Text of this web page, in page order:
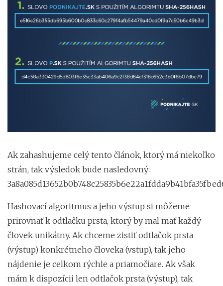
Ak zahashujeme celý tento článok, ktorý má niekoľko
strán, tak výsledok bude nasledovný:
Hashovací algoritmus a jeho výstup si môžeme
prirovnať k odtlačku prsta, ktorý by mal mať každý
človek unikátny. Ak chceme zistiť odtlačok prsta
(výstup) konkrétneho človeka (vstup), tak jeho
nájdenie je celkom rýchle a priamočiare. Ak však
mám k dispozícii len odtlačok prsta (výstup), tak